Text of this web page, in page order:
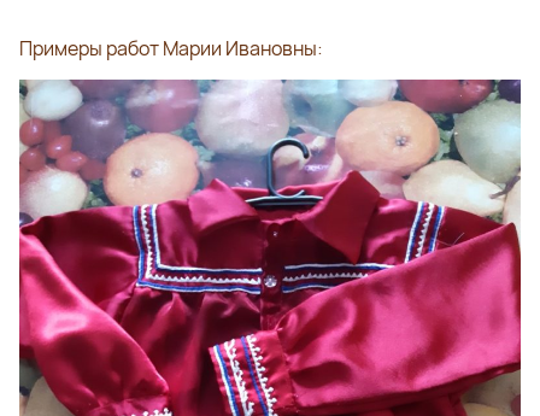
Примеры работ Марии Ивановны: